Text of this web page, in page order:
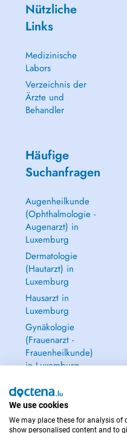
Nützliche
Links
Medizinische
Labors
Verzeichnis der
Ärzte und
Behandler
Häufige
Suchanfragen
Augenheilkunde
(Ophthalmologie -
Augenarzt) in
Luxemburg
Dermatologie
(Hautarzt) in
Luxemburg
Hausarzt in
Luxemburg
Gynäkologie
(Frauenarzt -
Frauenheilkunde)
in Luxemburg
We use cookies
We may place these for analysis of
show personalised content and to